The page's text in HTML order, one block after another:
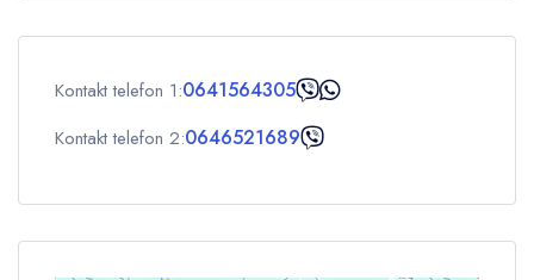
Deca 0
Kontakt telefon 1:0641564305
Kontakt telefon 2:0646521689